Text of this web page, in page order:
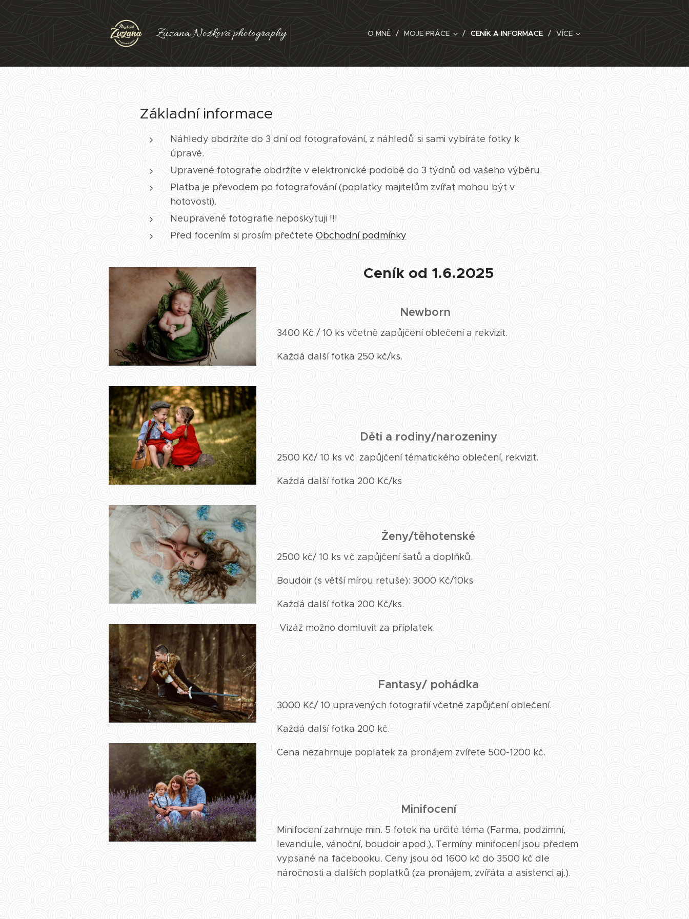
Zuzana Nožková photography O MNĚ MOJE PRÁCE CENÍK A INFORMACE VÍCE
Základní informace
Náhledy obdržíte do 3 dní od fotografování, z náhledů si sami vybíráte fotky k
úpravě.
Upravené fotografie obdržíte v elektronické podobě do 3 týdnů od vašeho výběru.
Platba je převodem po fotografování (poplatky majitelům zvířat mohou být v
hotovosti).
Neupravené fotografie neposkytuji !!!
Před focením si prosím přečtete Obchodní podmínky
Ceník od 1.6.2025
Newborn
3400 Kč / 10 ks včetně zapůjčení oblečení a rekvizit.
Každá další fotka 250 kč/ks.
Děti a rodiny/narozeniny
2500 Kč/ 10 ks vč. zapůjčení tématického oblečení, rekvizit.
Každá další fotka 200 Kč/ks
Ženy/těhotenské
2500 kč/ 10 ks v.č zapůjčení šatů a doplňků.
Boudoir (s větší mírou retuše): 3000 Kč/10ks
Každá další fotka 200 Kč/ks.
Vizáž možno domluvit za příplatek.
Fantasy/ pohádka
3000 Kč/ 10 upravených fotografií včetně zapůjčení oblečení.
Každá další fotka 200 kč.
Cena nezahrnuje poplatek za pronájem zvířete 500-1200 kč.
Minifocení
Minifocení zahrnuje min. 5 fotek na určité téma (Farma, podzimní,
levandule, vánoční, boudoir apod.), Termíny minifocení jsou předem
vypsané na facebooku. Ceny jsou od 1600 kč do 3500 kč dle
náročnosti a dalších poplatků (za pronájem, zvířáta a asistenci aj.).